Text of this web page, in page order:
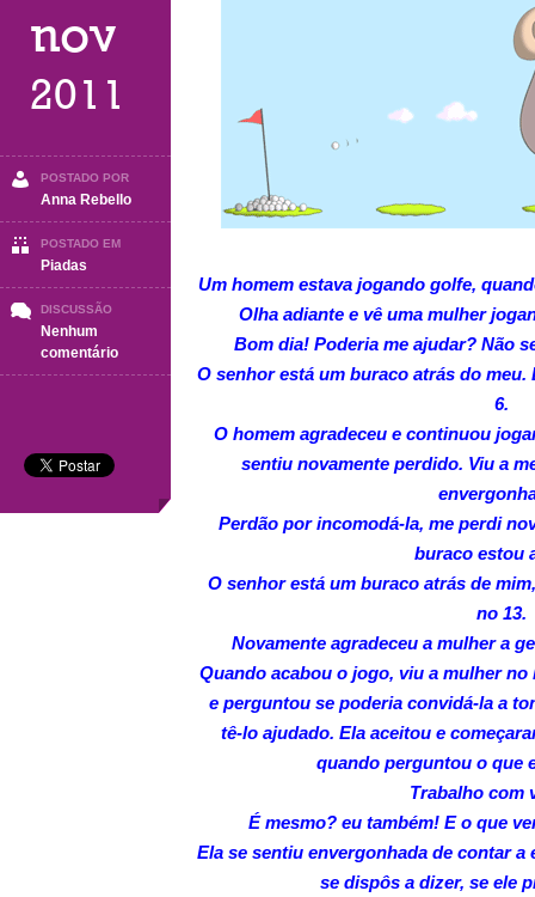
nov
2011
POSTADO POR
Anna Rebello
POSTADO EM
Piadas
DISCUSSÃO
Nenhum
comentárioem
GOLF
Um homem estava jogando golfe,
Olha adiante e vê uma mulher
Bom dia! Poderia me ajudar? Não
O senhor está um buraco atrás do
6.
O homem agradeceu e continuou
sentiu novamente perdido. Viu a
Perdão por incomodá-la, me perdi
buraco estou
O senhor está um buraco atrás de
no 13.
Novamente agradeceu a mulher a
Quando acabou o jogo, viu a mulher
e perguntou se poderia convidá-la a
tê-lo ajudado. Ela aceitou e
quando perguntou o que
Trabalho com
É mesmo? eu também! E o que
Ela se sentiu envergonhada de contar
se dispôs a dizer, se ele